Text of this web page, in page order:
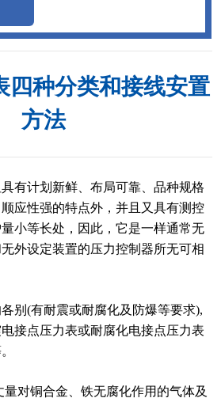
四种分类和接线安置
方法
有计划新鲜、布局可靠、品种规格
应性强的特点外，并且又具有测控
小等长处，因此，它是一样通常无
外设定装置的压力控制器所无可相
(有耐震或耐腐化及防爆等要求),
接点压力表或耐腐化电接点压力表
铜合金、铁无腐化作用的气体及